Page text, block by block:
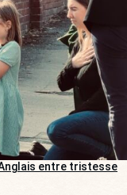
Anglais entre tristesse